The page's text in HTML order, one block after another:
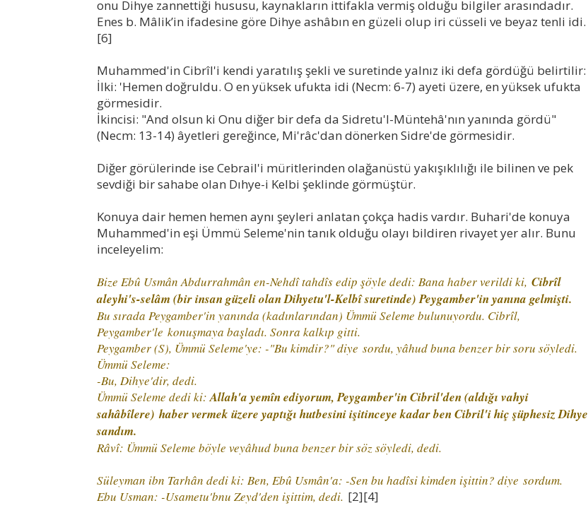
onu Dihye zannettiği hususu, kaynakların ittifakla vermiş olduğu bilgiler arasındadır.
Enes b. Mâlik’in ifadesine göre Dihye ashâbın en güzeli olup iri cüsseli ve beyaz tenli idi.
[6]
Muhammed'in Cibrîl'i kendi yaratılış şekli ve suretinde yalnız iki defa gördüğü belirtilir:
İlki: 'Hemen doğruldu. O en yüksek ufukta idi (Necm: 6-7) ayeti üzere, en yüksek ufukta
görmesidir.
İkincisi: "And olsun ki Onu diğer bir defa da Sidretu'l-Müntehâ'nın yanında gördü"
(Necm: 13-14) âyetleri gereğince, Mi'râc'dan dönerken Sidre'de görmesidir.
Diğer görülerinde ise Cebrail'i müritlerinden olağanüstü yakışıklılığı ile bilinen ve pek
sevdiği bir sahabe olan Dıhye-i Kelbi şeklinde görmüştür.
Konuya dair hemen hemen aynı şeyleri anlatan çokça hadis vardır. Buhari'de konuya
Muhammed'in eşi Ümmü Seleme'nin tanık olduğu olayı bildiren rivayet yer alır. Bunu
inceleyelim:
Bize Ebû Usmân Abdurrahmân en-Nehdî tahdîs edip şöyle dedi: Bana haber verildi ki, Cibrîl
aleyhi's-selâm (bir insan güzeli olan Dihyetu'l-Kelbî suretinde) Peygamber'in yanına gelmişti.
Bu sırada Peygamber'in yanında (kadınlarından) Ümmü Seleme bulunuyordu. Cibrîl,
Peygamber'le konuşmaya başladı. Sonra kalkıp gitti.
Peygamber (S), Ümmü Seleme'ye: -"Bu kimdir?" diye sordu, yâhud buna benzer bir soru söyledi.
Ümmü Seleme:
-Bu, Dihye'dir, dedi.
Ümmü Seleme dedi ki:Allah'a yemîn ediyorum, Peygamber'in Cibril'den (aldığı vahyi
sahâbîlere)haber vermek üzere yaptığı hutbesini işitinceye kadar ben Cibril'i hiç şüphesiz Dihye
sandım.
Râvî: Ümmü Seleme böyle veyâhud buna benzer bir söz söyledi, dedi.
Süleyman ibn Tarhân dedi ki: Ben, Ebû Usmân'a: -Sen bu hadîsi kimden işittin? diye sordum.
Ebu Usman: -Usametu'bnu Zeyd'den işittim, dedi. [2][4]